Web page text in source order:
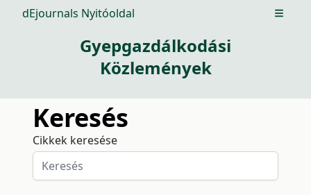
dEjournals Nyitóoldal Open
Gyepgazdálkodási
Közlemények
Keresés
Cikkek keresése